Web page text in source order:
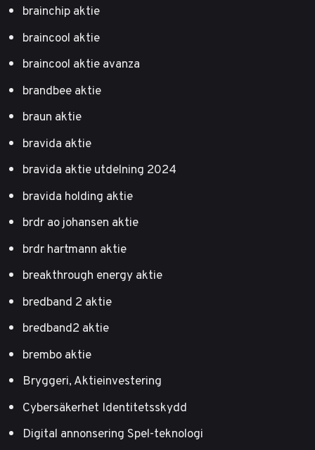
brainchip aktie
braincool aktie
braincool aktie avanza
brandbee aktie
braun aktie
bravida aktie
bravida aktie utdelning 2024
bravida holding aktie
brdr ao johansen aktie
brdr hartmann aktie
breakthrough energy aktie
bredband 2 aktie
bredband2 aktie
brembo aktie
Bryggeri, Aktieinvestering
Cybersäkerhet Identitetsskydd
Digital annonsering Spel-teknologi